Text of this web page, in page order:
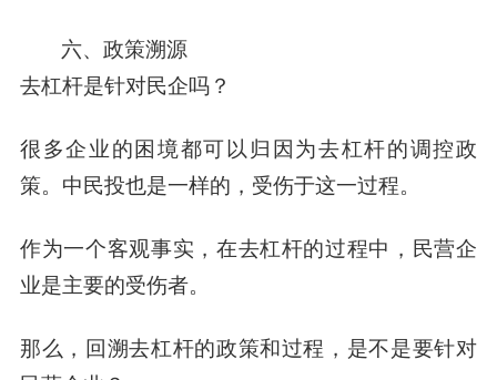
六、政策溯源
去杠杆是针对民企吗？
很多企业的困境都可以归因为去杠杆的调控政
策。中民投也是一样的，受伤于这一过程。
作为一个客观事实，在去杠杆的过程中，民营企
业是主要的受伤者。
那么，回溯去杠杆的政策和过程，是不是要针对